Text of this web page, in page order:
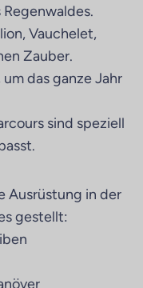
Vauchelet,
Zauber.
das ganze Jahr
sind speziell
Ausrüstung in der
gestellt: